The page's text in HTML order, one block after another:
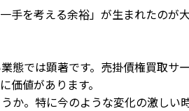
を考える余裕」が生まれたのが大
では顕著です。売掛債権買取
値があります。
か。特に今のような変化の激し